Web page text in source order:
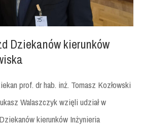
Dziekanów kierunków
prof. dr hab. inż. Tomasz Kozłowski
Walaszczyk wzięli udział w
kierunków Inżynieria